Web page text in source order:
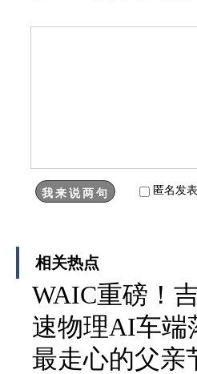
匿名发
相关热点
WAIC重磅！
速物理AI车端
最走心的父亲